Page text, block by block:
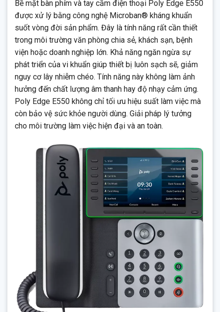
Bề mặt bàn phím và tay cầm điện thoại Poly Edge E550
được xử lý bằng công nghệ Microban® kháng khuẩn
suốt vòng đời sản phẩm. Đây là tính năng rất cần thiết
trong môi trường văn phòng chia sẻ, khách sạn, bệnh
viện hoặc doanh nghiệp lớn. Khả năng ngăn ngừa sự
phát triển của vi khuẩn giúp thiết bị luôn sạch sẽ, giảm
nguy cơ lây nhiễm chéo. Tính năng này không làm ảnh
hưởng đến chất lượng âm thanh hay độ nhạy cảm ứng.
Poly Edge E550 không chỉ tối ưu hiệu suất làm việc mà
còn bảo vệ sức khỏe người dùng. Giải pháp lý tưởng
cho môi trường làm việc hiện đại và an toàn.